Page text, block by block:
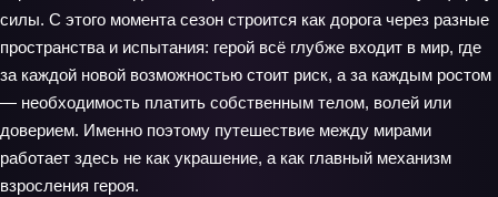
силы. С этого момента сезон строится как дорога через разные
пространства и испытания: герой всё глубже входит в мир, где
за каждой новой возможностью стоит риск, а за каждым ростом
— необходимость платить собственным телом, волей или
доверием. Именно поэтому путешествие между мирами
работает здесь не как украшение, а как главный механизм
взросления героя.